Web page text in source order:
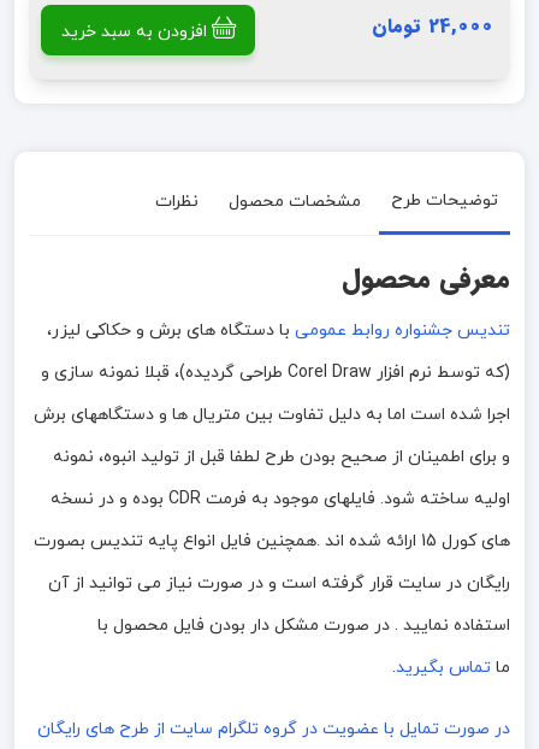
24,000 تومان افزودن به سبد خرید
توضیحات طرح مشخصات محصول نظرات
معرفی محصول
تندیس جشنواره روابط عمومی با دستگاه های برش و حکاکی لیزر،
(که توسط نرم افزار Corel Draw طراحی گردیده)، قبلا نمونه سازی و
اجرا شده است اما به دلیل تفاوت بین متریال ها و دستگاههای برش
و برای اطمینان از صحیح بودن طرح لطفا قبل از تولید انبوه، نمونه
اولیه ساخته شود. فایلهای موجود به فرمت CDR بوده و در نسخه
های کورل 15 ارائه شده اند .همچنین فایل انواع پایه تندیس بصورت
رایگان در سایت قرار گرفته است و در صورت نیاز می توانید از آن
استفاده نمایید . در صورت مشکل دار بودن فایل محصول با
ما تماس بگیرید.
در صورت تمایل با عضویت در گروه تلگرام سایت از طرح های رایگان